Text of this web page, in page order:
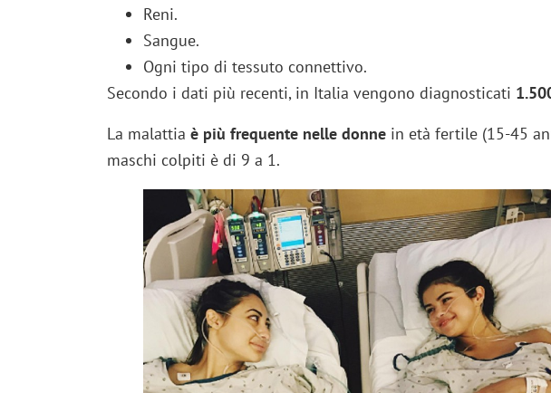
Reni.
Sangue.
Ogni tipo di tessuto connettivo.
Secondo i dati più recenti, in Italia vengono diagnosticati
La malattia è più frequente nelle donnein età fertile (15-45
maschi colpiti è di 9 a 1.